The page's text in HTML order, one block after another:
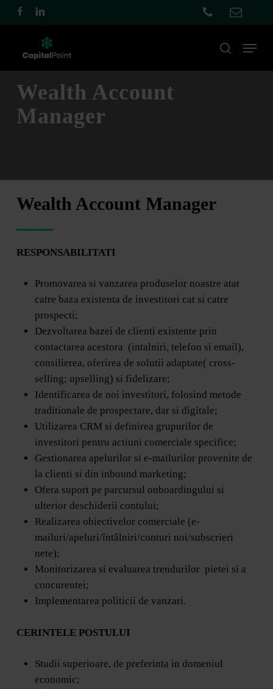
Skip
content
facebooklinkedin
cauta
Menu
Wealth Account
Manager
Wealth Account Manager
RESPONSABILITATI
Promovarea si vanzarea produselor noastre atat
catre baza existenta de investitori cat si catre
prospecti;
Dezvoltarea bazei de clienti existente prin
contactarea acestora (intalniri, telefon si email),
consilierea, oferirea de solutii adaptate( cross-
selling; upselling) si fidelizare;
Identificarea de noi investitori, folosind metode
traditionale de prospectare, dar si digitale;
Utilizarea CRM si definirea grupurilor de
investitori pentru actiuni comerciale specifice;
Gestionarea apelurilor si e-mailurilor provenite de
la clienti si din inbound marketing;
Ofera suport pe parcursul onboardingului si
ulterior deschiderii contului;
Realizarea obiectivelor comerciale (e-
mailuri/apeluri/întâlniri/conturi noi/subscrieri
nete);
Monitorizarea si evaluarea trendurilor pietei si a
concurentei;
Implementarea politicii de vanzari.
CERINTELE POSTULUI
Studii superioare, de preferinta in domeniul
economic;